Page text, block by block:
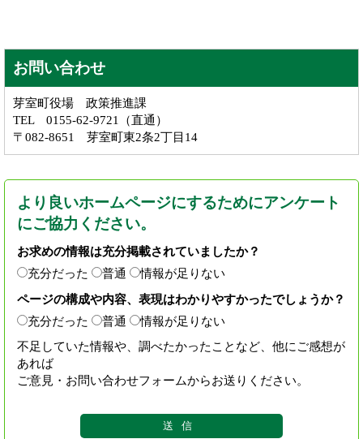
お問い合わせ
芽室町役場 政策推進課
TEL 0155-62-9721（直通）
〒082-8651 芽室町東2条2丁目14
より良いホームページにするためにアンケート
にご協力ください。
お求めの情報は充分掲載されていましたか？
充分だった
普通
情報が足りない
ページの構成や内容、表現はわかりやすかったでしょうか？
充分だった
普通
情報が足りない
不足していた情報や、調べたかったことなど、他にご感想が
あれば
ご意見・お問い合わせフォームからお送りください。